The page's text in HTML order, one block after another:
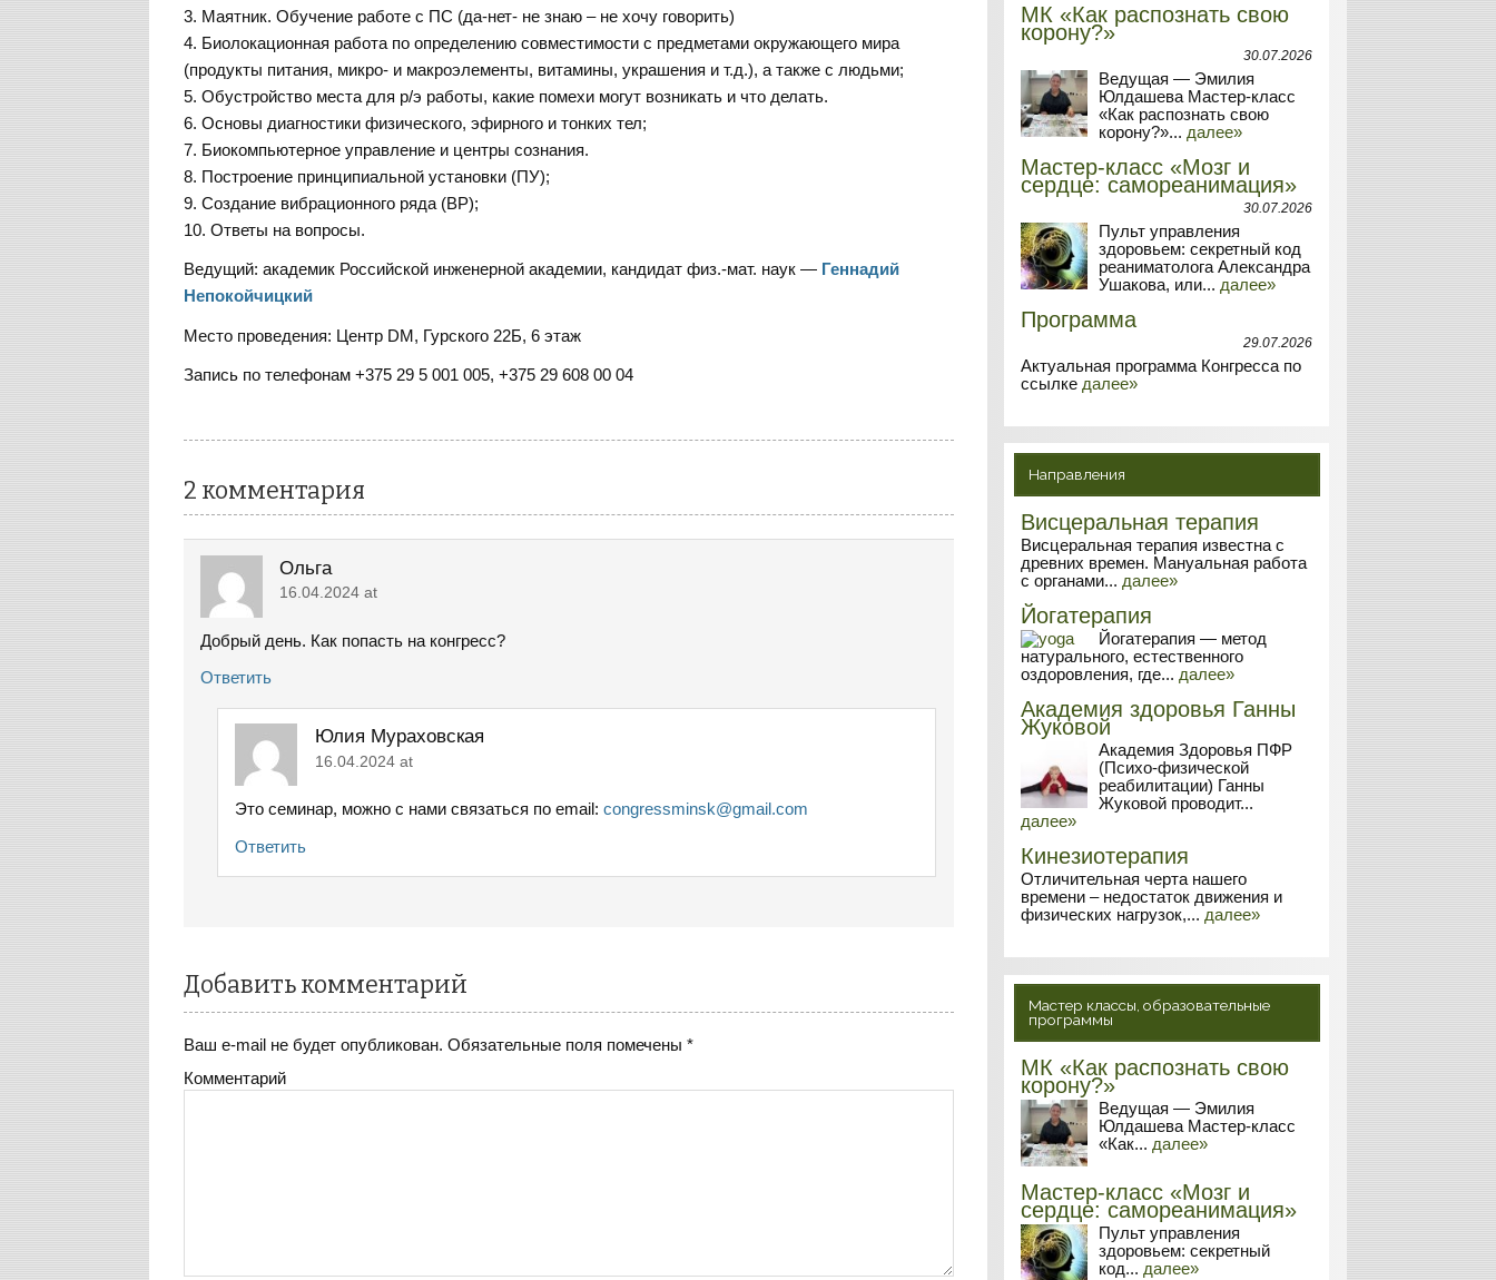
3. Маятник. Обучение работе с ПС (да-нет- не знаю – не хочу говорить)
4. Биолокационная работа по определению совместимости с предметами окружающего мира
(продукты питания, микро- и макроэлементы, витамины, украшения и т.д.), а также с людьми;
5. Обустройство места для р/э работы, какие помехи могут возникать и что делать.
6. Основы диагностики физического, эфирного и тонких тел;
7. Биокомпьютерное управление и центры сознания.
8. Построение принципиальной установки (ПУ);
9. Создание вибрационного ряда (ВР);
10. Ответы на вопросы.
Ведущий: академик Российской инженерной академии, кандидат физ.-мат. наук — Геннадий
Непокойчицкий
Место проведения: Центр DM, Гурского 22Б, 6 этаж
Запись по телефонам +375 29 5 001 005, +375 29 608 00 04
2 комментария
Ольга
16.04.2024 at
Добрый день. Как попасть на конгресс?
Ответить
Юлия Мураховская
16.04.2024 at
Это семинар, можно с нами связаться по email:congressminsk@gmail.com
Ответить
Добавить комментарий
Ваш e-mail не будет опубликован. Обязательные поля помечены *
Комментарий
МК «Как распознать свою
корону?»
30.07.2026
Ведущая — Эмилия
Юлдашева Мастер-класс
«Как распознать свою
корону?»... далее»
Мастер-класс «Мозг и
сердце: самореанимация»
30.07.2026
Пульт управления
здоровьем: секретный код
реаниматолога Александра
Ушакова, или... далее»
Программа
29.07.2026
Актуальная программа Конгресса по
ссылке далее»
Направления
Висцеральная терапия
Висцеральная терапия известна с
древних времен. Мануальная работа
с органами... далее»
Йогатерапия
Йогатерапия — метод
натурального, естественного
оздоровления, где... далее»
Академия здоровья Ганны
Жуковой
Академия Здоровья ПФР
(Психо-физической
реабилитации) Ганны
Жуковой проводит...
далее»
Кинезиотерапия
Отличительная черта нашего
времени – недостаток движения и
физических нагрузок,... далее»
Мастер классы, образовательные
программы
МК «Как распознать свою
корону?»
Ведущая — Эмилия
Юлдашева Мастер-класс
«Как...далее»
Мастер-класс «Мозг и
сердце: самореанимация»
Пульт управления
здоровьем: секретный
код...далее»